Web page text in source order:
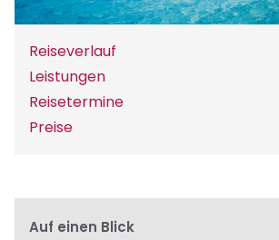
Reiseverlauf
Leistungen
Reisetermine
Preise
Auf einen Blick